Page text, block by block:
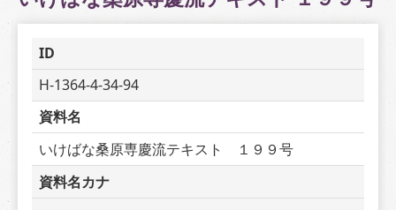
ID
H-1364-4-34-94
資料名
いけばな桑原専慶流テキスト　１９９号
資料名カナ